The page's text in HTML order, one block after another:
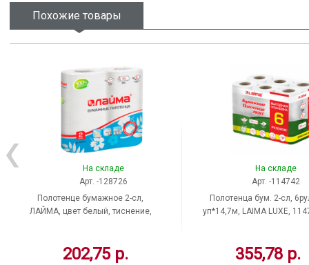
Похожие товары
На складе
Арт. -128726
Полотенце бумажное 2-сл,
ЛАЙМА, цвет белый, тиснение,
202,75 р.
На складе
Арт. -114742
Полотенца бум. 2-сл,
уп*14,7м, LAIMA LUXE,
355,78 р.